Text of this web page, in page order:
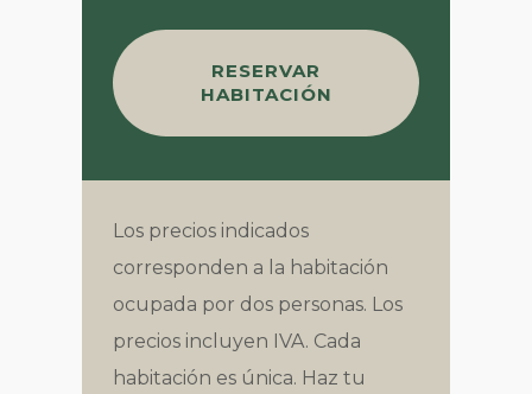
RESERVAR
HABITACIÓN
Los precios indicados
corresponden a la habitación
ocupada por dos personas. Los
precios incluyen IVA. Cada
habitación es única. Haz tu